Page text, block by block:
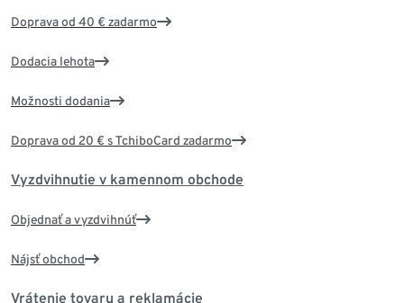
Doprava od 40 € zadarmo
Dodacia lehota
Možnosti dodania
Doprava od 20 € s TchiboCard zadarmo
Vyzdvihnutie v kamennom obchode
Objednať a vyzdvihnúť
Nájsť obchod
Vrátenie tovaru a reklamácie